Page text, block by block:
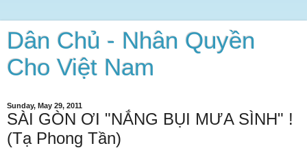
Dân Chủ - Nhân Quyền
Cho Việt Nam
Sunday, May 29, 2011
SÀI GÒN ƠI "NẮNG BỤI MƯA SÌNH" !
(Tạ Phong Tần)